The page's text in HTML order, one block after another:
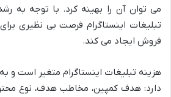
می توان آن را بهینه کرد. با توجه به رشد
تبلیغات اینستاگرام فرصت بی نظیری
فروش ایجاد می کند.
هزینه تبلیغات اینستاگرام متغیر است و
دارد: هدف کمپین، مخاطب هدف، نوع